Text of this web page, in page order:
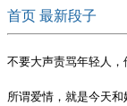
首页 最新段子
不要大声责骂年轻人
所谓爱情，就是今天